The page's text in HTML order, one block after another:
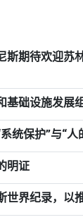
斯期待欢迎苏
基础设施发展
统保护”与“
明证
世界纪录，以